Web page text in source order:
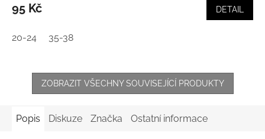
95 Kč DETAIL
20-24 35-38
ZOBRAZIT VŠECHNY SOUVISEJÍCÍ PRODUKTY
Popis Diskuze Značka Ostatní informace